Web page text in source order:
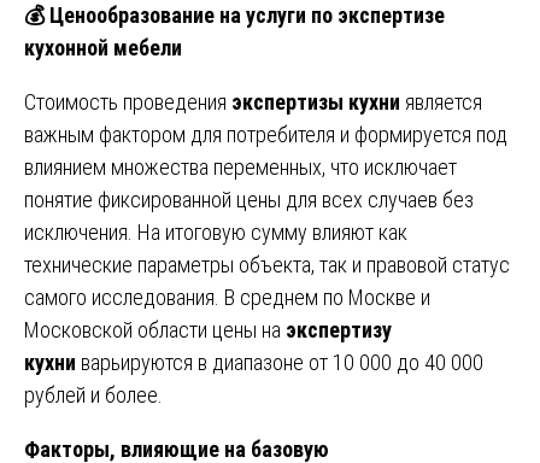
💰Ценообразование на услуги по экспертизе
кухонной мебели
Стоимость проведения экспертизы кухни является
важным фактором для потребителя и формируется под
влиянием множества переменных, что исключает
понятие фиксированной цены для всех случаев без
исключения. На итоговую сумму влияют как
технические параметры объекта, так и правовой статус
самого исследования. В среднем по Москве и
Московской области цены на экспертизу
кухни варьируются в диапазоне от 10 000 до 40 000
рублей и более.
Факторы, влияющие на базовую